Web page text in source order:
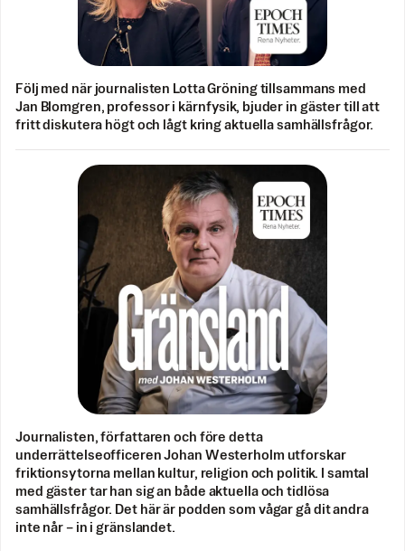
Följ med när journalisten Lotta Gröning tillsammans med
Jan Blomgren, professor i kärnfysik, bjuder in gäster till att
fritt diskutera högt och lågt kring aktuella samhällsfrågor.
Journalisten, författaren och före detta
underrättelseofficeren Johan Westerholm utforskar
friktionsytorna mellan kultur, religion och politik. I samtal
med gäster tar han sig an både aktuella och tidlösa
samhällsfrågor. Det här är podden som vågar gå dit andra
inte når – in i gränslandet.